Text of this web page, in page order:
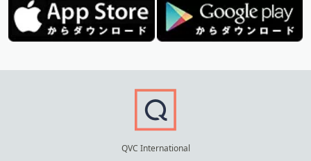
QVC International